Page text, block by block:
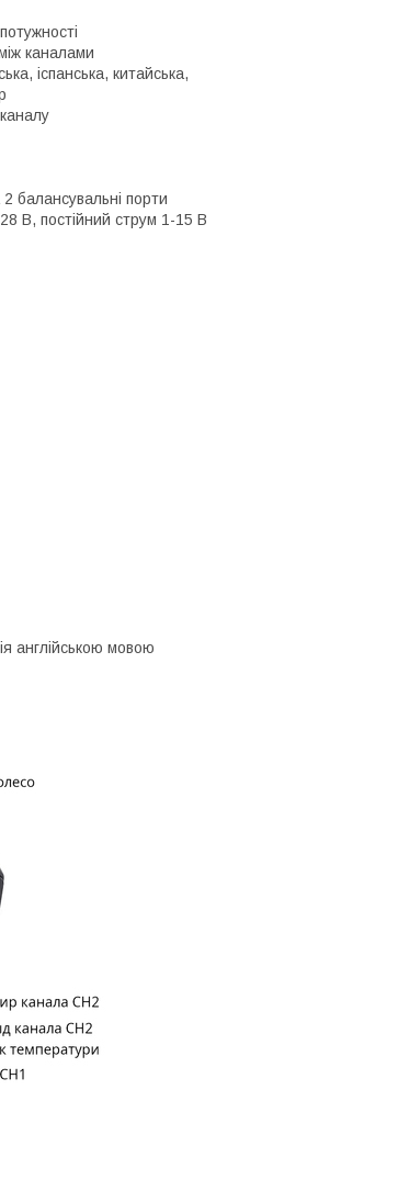
каналами
іспанська, китайська,
балансувальні порти
В, постійний струм 1-15 В
англійською мовою